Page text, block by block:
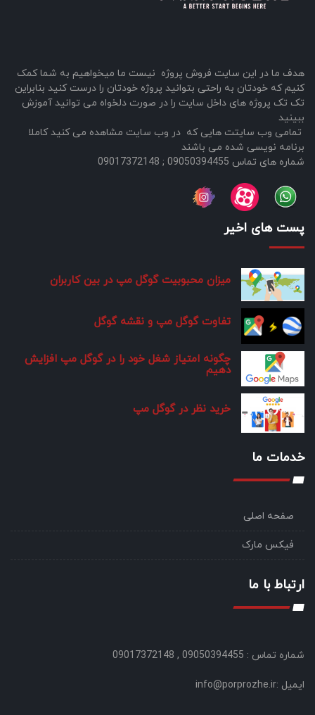
هدف ما در این سایت فروش پروژه نیست ما میخواهیم به شما کمک
کنیم که خودتان به راحتی بتوانید پروژه خودتان را درست کنید بنابراین
تک تک پروژه های داخل سایت را در صورت دلخواه می توانید آموزش
ببینید
تمامی وب سایتت هایی که در وب سایت مشاهده می کنید کاملا
برنامه نویسی شده می باشند
شماره های تماس 09050394455 ; 09017372148
پست های اخیر
میزان محبوبیت گوگل مپ در بین کاربران
تفاوت گوگل مپ و نقشه گوگل
چگونه امتیاز شغل خود را در گوگل مپ افزایش
دهیم
خرید نظر در گوگل مپ
خدمات ما
صفحه اصلی
فیکس مارک
ارتباط با ما
شماره تماس : 09050394455 , 09017372148
ایمیل :info@porprozhe.ir